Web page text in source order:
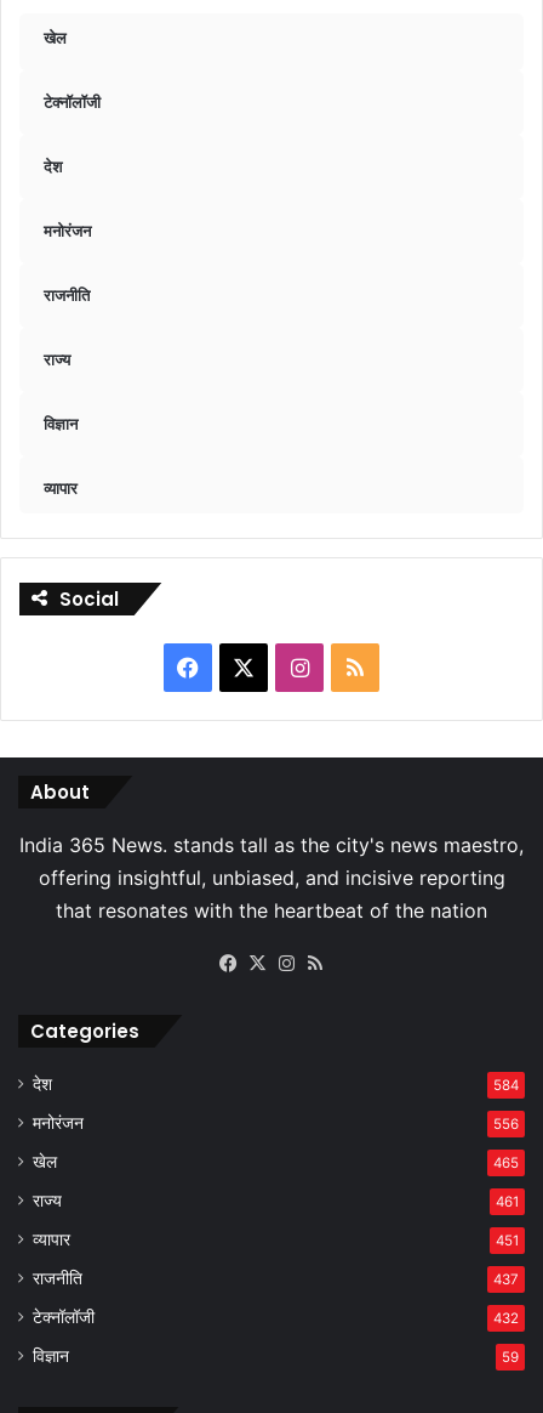
खेल
टेक्नॉलॉजी
देश
मनोरंजन
राजनीति
राज्य
विज्ञान
व्यापार
Social
Facebook Instagram
RSS
About
Facebook
X Instagram
Categories
देश 584
मनोरंजन 556
खेल 465
राज्य 461
व्यापार 451
राजनीति 437
टेक्नॉलॉजी 432
विज्ञान 59